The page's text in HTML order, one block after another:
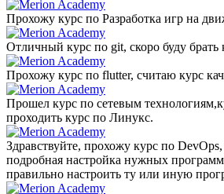
Прохожу курс по Разработка игр на
Отличный курс по git, скоро буду
Прохожу курс по flutter, считаю курс
Прошел курс по сетевым
проходить курс по Линукс.
Здравствуйте, прохожу курс по
подробная настройка нужных программ
правильно настроить ту или иную